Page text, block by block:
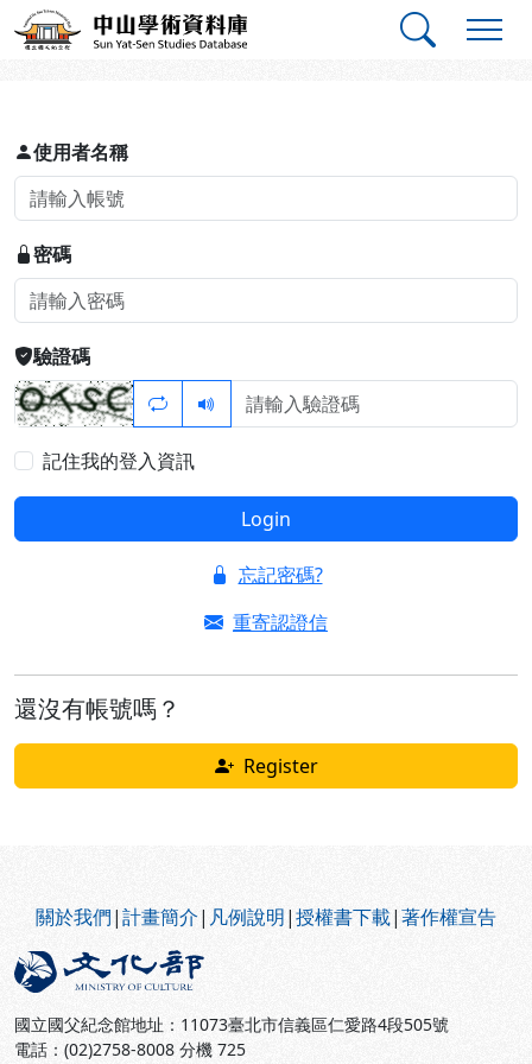
跳到主要內容
中山學術資料庫
登入
使用者名稱
密碼
驗證碼
記住我的登入資訊
Login
忘記密碼?
重寄認證信
還沒有帳號嗎？
Register
關於我們|計畫簡介| 凡例說明|授權書下載|著作權宣告
國立國父紀念館地址：11073臺北市信義區仁愛路4段505號
電話：(02)2758-8008 分機 725